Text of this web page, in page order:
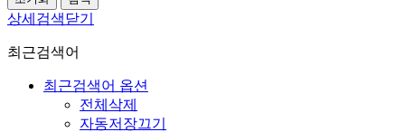
상세검색닫기
최근검색어
최근검색어 옵션
전체삭제
자동저장끄기